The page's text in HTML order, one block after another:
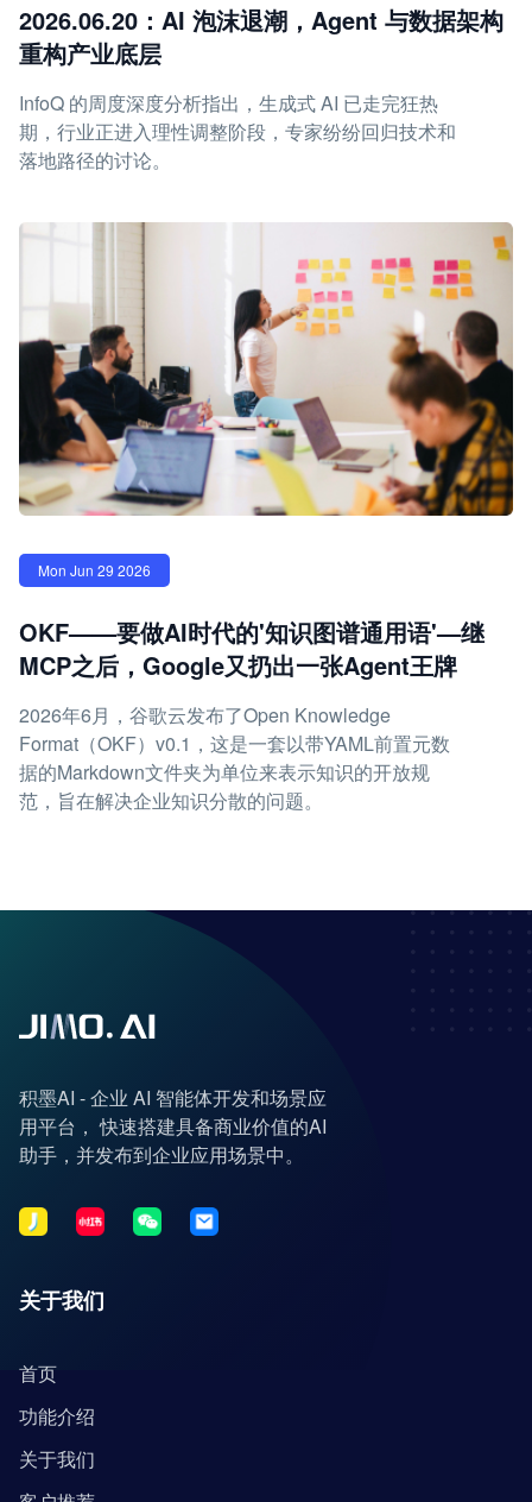
2026.06.20：AI 泡沫退潮，Agent 与数据架构
重构产业底层
InfoQ 的周度深度分析指出，生成式 AI 已走完狂热
期，行业正进入理性调整阶段，专家纷纷回归技术和
落地路径的讨论。
Mon Jun 29 2026
OKF——要做AI时代的'知识图谱通用语'—继
MCP之后，Google又扔出一张Agent王牌
2026年6月，谷歌云发布了Open Knowledge
Format（OKF）v0.1，这是一套以带YAML前置元数
据的Markdown文件夹为单位来表示知识的开放规
范，旨在解决企业知识分散的问题。
积墨AI - 企业 AI 智能体开发和场景应
用平台， 快速搭建具备商业价值的AI
助手，并发布到企业应用场景中。
关于我们
首页
功能介绍
关于我们